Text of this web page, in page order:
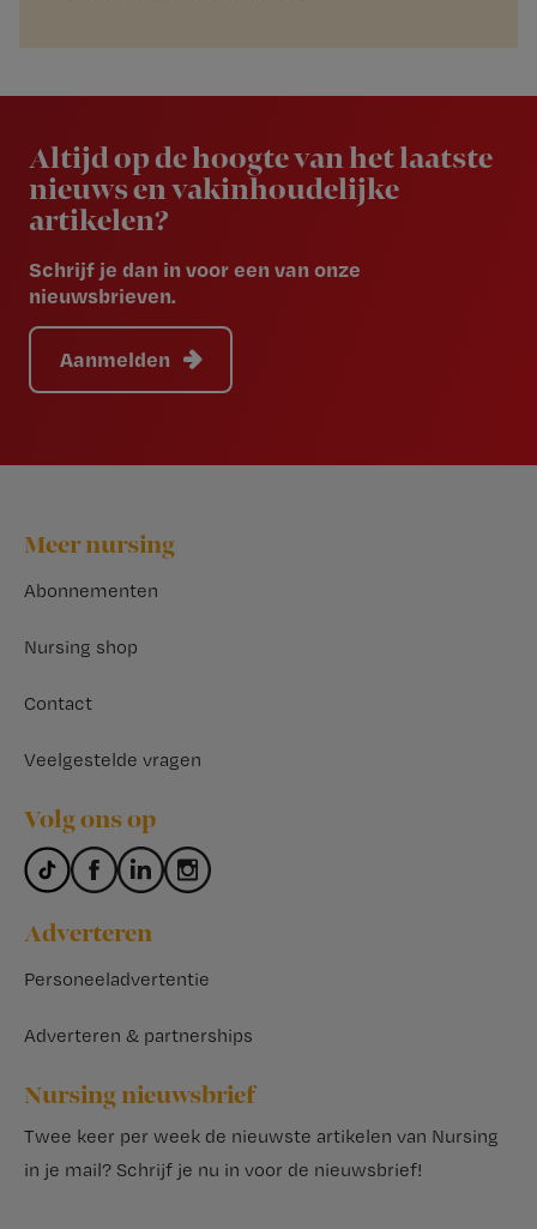
Altijd op de hoogte van het laatste
nieuws en vakinhoudelijke
artikelen?
Schrijf je dan in voor een van onze
nieuwsbrieven.
Aanmelden
Footer
Meer nursing
Abonnementen
Nursing shop
Contact
Veelgestelde vragen
Volg ons op
Adverteren
Personeeladvertentie
Adverteren & partnerships
Nursing nieuwsbrief
Twee keer per week de nieuwste artikelen van Nursing
in je mail? Schrijf je nu in voor de nieuwsbrief!